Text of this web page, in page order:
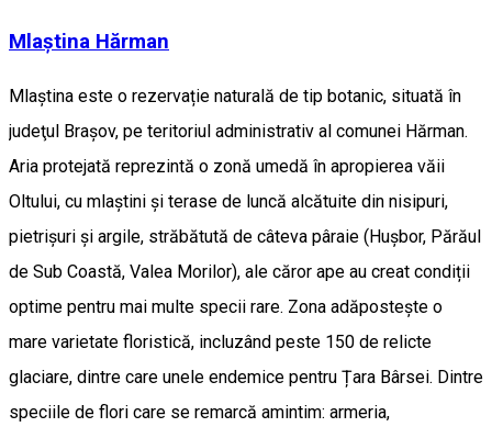
Mlaștina Hărman
Mlaştina este o rezervație naturală de tip botanic, situată în
judeţul Braşov, pe teritoriul administrativ al comunei Hărman.
Aria protejată reprezintă o zonă umedă în apropierea văii
Oltului, cu mlaștini și terase de luncă alcătuite din nisipuri,
pietrișuri și argile, străbătută de câteva pâraie (Hușbor, Părăul
de Sub Coastă, Valea Morilor), ale căror ape au creat condiții
optime pentru mai multe specii rare. Zona adăpostește o
mare varietate floristică, incluzând peste 150 de relicte
glaciare, dintre care unele endemice pentru Țara Bârsei. Dintre
speciile de flori care se remarcă amintim: armeria,